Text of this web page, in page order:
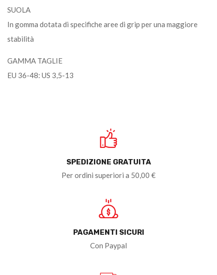
SUOLA
In gomma dotata di specifiche aree di grip per una maggiore
stabilità
GAMMA TAGLIE
EU 36-48: US 3,5-13
SPEDIZIONE GRATUITA
Per ordini superiori a 50,00 €
PAGAMENTI SICURI
Con Paypal